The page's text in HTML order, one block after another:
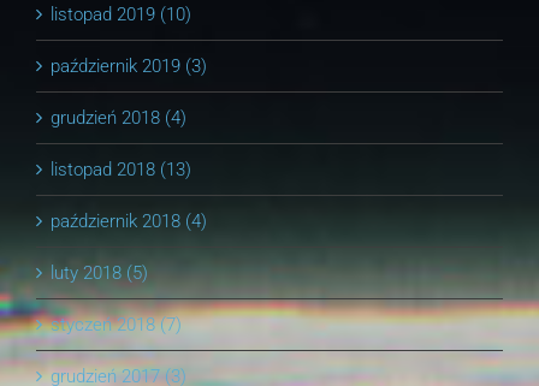
listopad 2019 (10)
październik 2019 (3)
grudzień 2018 (4)
listopad 2018 (13)
październik 2018 (4)
luty 2018 (5)
styczeń 2018 (7)
grudzień 2017 (3)